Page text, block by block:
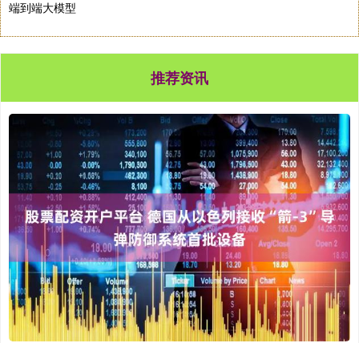
端到端大模型
推荐资讯